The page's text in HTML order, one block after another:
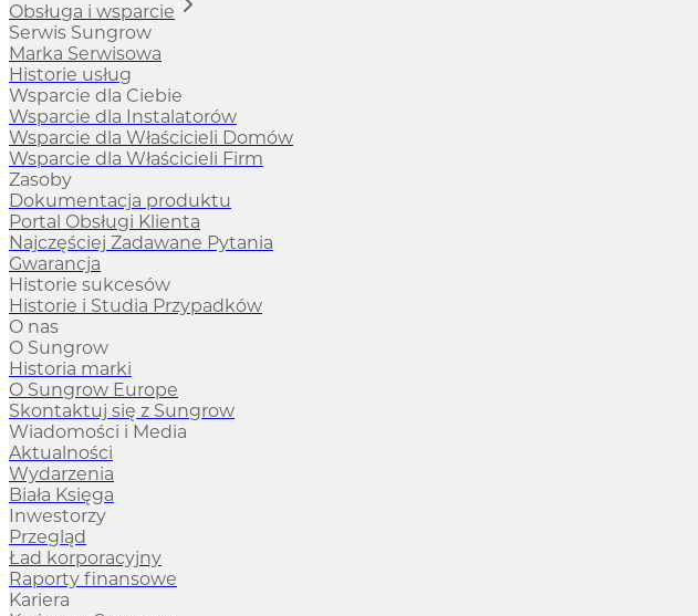
Obsługa i wsparcie
Serwis Sungrow
Marka Serwisowa
Historie usług
Wsparcie dla Ciebie
Wsparcie dla Instalatorów
Wsparcie dla Właścicieli Domów
Wsparcie dla Właścicieli Firm
Zasoby
Dokumentacja produktu
Portal Obsługi Klienta
Najczęściej Zadawane Pytania
Gwarancja
Historie sukcesów
Historie i Studia Przypadków
O nas
O Sungrow
Historia marki
O Sungrow Europe
Skontaktuj się z Sungrow
Wiadomości i Media
Aktualności
Wydarzenia
Biała Księga
Inwestorzy
Przegląd
Ład korporacyjny
Raporty finansowe
Kariera